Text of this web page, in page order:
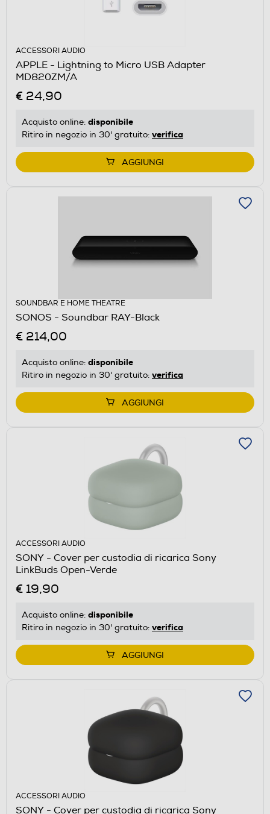
ACCESSORI AUDIO
APPLE - Lightning to Micro USB Adapter
MD820ZM/A
€ 24,90
Acquisto online: disponibile
Ritiro in negozio in 30' gratuito: verifica
AGGIUNGI
SOUNDBAR E HOME THEATRE
SONOS - Soundbar RAY-Black
€ 214,00
Acquisto online: disponibile
Ritiro in negozio in 30' gratuito: verifica
AGGIUNGI
ACCESSORI AUDIO
SONY - Cover per custodia di ricarica Sony
LinkBuds Open-Verde
€ 19,90
Acquisto online: disponibile
Ritiro in negozio in 30' gratuito: verifica
AGGIUNGI
ACCESSORI AUDIO
SONY - Cover per custodia di ricarica Sony